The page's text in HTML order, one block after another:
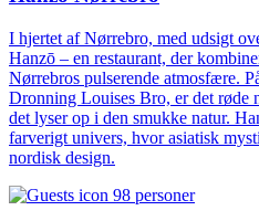
I hjertet af Nørrebro, med udsigt
Hanzō – en restaurant, der
Nørrebros pulserende atmosfære.
Dronning Louises Bro, er det røde
det lyser op i den smukke natur.
farverigt univers, hvor asiatisk
nordisk design.
98 personer